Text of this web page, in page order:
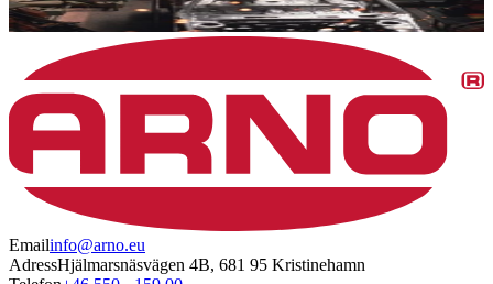
Emailinfo@arno.eu
AdressHjälmarsnäsvägen 4B, 681 95 Kristinehamn